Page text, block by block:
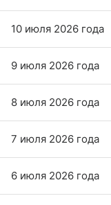
10 июля 2026 года
9 июля 2026 года
8 июля 2026 года
7 июля 2026 года
6 июля 2026 года